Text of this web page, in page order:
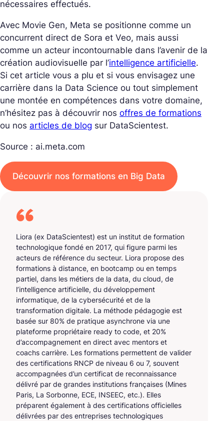
nécessaires effectués.
Avec Movie Gen, Meta se positionne comme un
concurrent direct de Sora et Veo, mais aussi
comme un acteur incontournable dans l’avenir de la
création audiovisuelle par l’intelligence artificielle.
Si cet article vous a plu et si vous envisagez une
carrière dans la Data Science ou tout simplement
une montée en compétences dans votre domaine,
n’hésitez pas à découvrir nos offres de formations
ou nos articles de blog sur DataScientest.
Source : ai.meta.com
Découvrir nos formations en Big Data
Liora (ex DataScientest) est un institut de formation
technologique fondé en 2017, qui figure parmi les
acteurs de référence du secteur. Liora propose des
formations à distance, en bootcamp ou en temps
partiel, dans les métiers de la data, du cloud, de
l’intelligence artificielle, du développement
informatique, de la cybersécurité et de la
transformation digitale. La méthode pédagogie est
basée sur 80% de pratique asynchrone via une
plateforme propriétaire ready to code, et 20%
d’accompagnement en direct avec mentors et
coachs carrière. Les formations permettent de valider
des certifications RNCP de niveau 6 ou 7, souvent
accompagnées d’un certificat de reconnaissance
délivré par de grandes institutions françaises (Mines
Paris, La Sorbonne, ECE, INSEEC, etc.). Elles
préparent également à des certifications officielles
délivrées par des entreprises technologiques